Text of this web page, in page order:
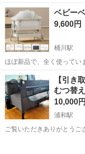
るネジ部品が一つないと思
と思われますが、ご検討下
方とも板張りです。 ...
埼玉 朝霞市 朝霞駅
ベビー
9,600円
桶川駅
ほぼ新品で、全く使ってい
用しなくなったので出品させて頂きます。
長さ x 52幅 x 13高さ cm
ラ...
埼玉 桶川市 桶川駅
【引き
むつ替
10,000円
浦和駅
ご覧いただきありがとうございます✨ おむつ替え